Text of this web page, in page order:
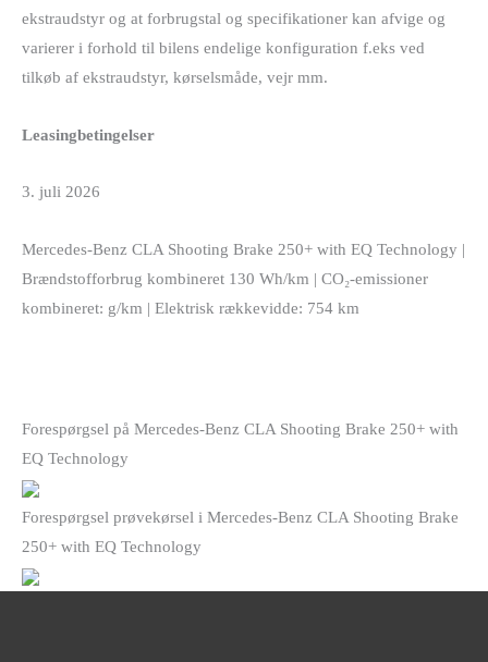
ekstraudstyr og at forbrugstal og specifikationer kan afvige og
varierer i forhold til bilens endelige konfiguration f.eks ved
tilkøb af ekstraudstyr, kørselsmåde, vejr mm.
Leasingbetingelser
3. juli 2026
Mercedes-Benz CLA Shooting Brake 250+ with EQ Technology |
Brændstofforbrug kombineret 130 Wh/km | CO₂-emissioner
kombineret: g/km | Elektrisk rækkevidde: 754 km
Forespørgsel på Mercedes-Benz CLA Shooting Brake 250+ with
EQ Technology
Forespørgsel prøvekørsel i Mercedes-Benz CLA Shooting Brake
250+ with EQ Technology